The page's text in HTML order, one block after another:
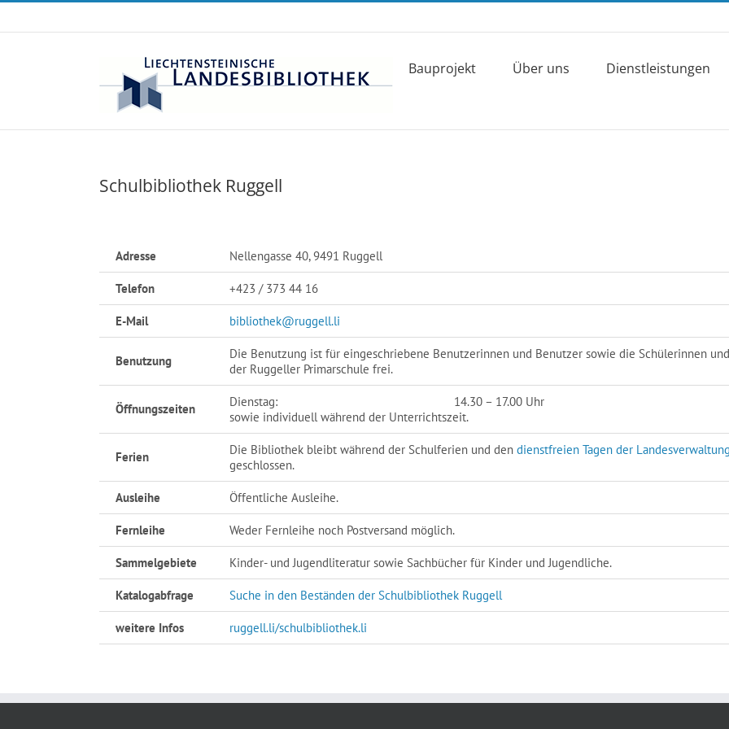
Zum
springen
Bauprojekt Über uns Dienstleistungen
Schulbibliothek Ruggell
Adresse Nellengasse 40, 9491 Ruggell
Telefon +423 / 373 44 16
E-Mail bibliothek@ruggell.li
Benutzung
Die Benutzung ist für eingeschriebene Benutzerinnen und Benutzer sowie die Schülerinnen
der Ruggeller Primarschule frei.
Öffnungszeiten Dienstag:
14.30 – 17.00 Uhr
sowie individuell während der Unterrichtszeit.
Ferien Die Bibliothek bleibt während der Schulferien und den dienstfreien Tagen der
geschlossen.
Ausleihe Öffentliche Ausleihe.
Fernleihe Weder Fernleihe noch Postversand möglich.
Sammelgebiete Kinder- und Jugendliteratur sowie Sachbücher für Kinder und Jugendliche.
Katalogabfrage Suche in den Beständen der Schulbibliothek Ruggell
weitere Infos ruggell.li/schulbibliothek.li